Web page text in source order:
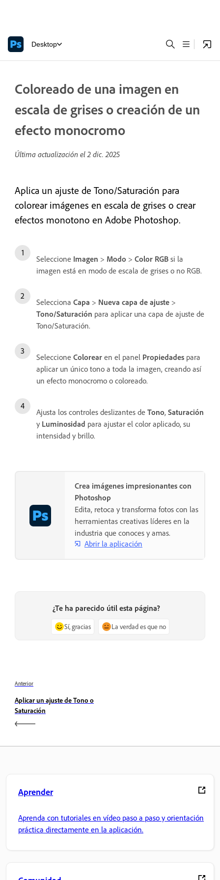
Desktop
Coloreado de una imagen en
escala de grises o creación de un
efecto monocromo
Última actualización el2 dic. 2025
Aplica un ajuste de Tono/Saturación para
colorear imágenes en escala de grises o crear
efectos monotono en Adobe Photoshop.
Seleccione Imagen > Modo > Color RGB si la
imagen está en modo de escala de grises o no RGB.
Selecciona Capa > Nueva capa de ajuste >
Tono/Saturación para aplicar una capa de ajuste de
Tono/Saturación.
Seleccione Colorear en el panel Propiedades para
aplicar un único tono a toda la imagen, creando así
un efecto monocromo o coloreado.
Ajusta los controles deslizantes de Tono, Saturación
y Luminosidad para ajustar el color aplicado, su
intensidad y brillo.
Crea imágenes impresionantes con
Photoshop
Edita, retoca y transforma fotos con las
herramientas creativas líderes en la
industria que conoces y amas.
Abrir la aplicación
¿Te ha parecido útil esta página?
Sí, gracias La verdad es que no
Anterior
Aplicar un ajuste de Tono o
Saturación
Aprender
Aprenda con tutoriales en vídeo paso a paso y orientación
práctica directamente en la aplicación.